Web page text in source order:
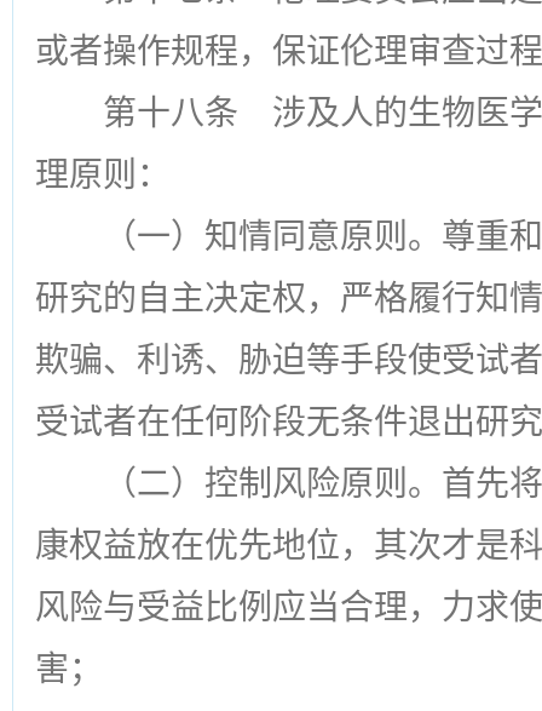
或者操作规程，保证伦理审查过
第十八条 涉及人的生物医
理原则：
（一）知情同意原则。尊重
研究的自主决定权，严格履行知
欺骗、利诱、胁迫等手段使受试
受试者在任何阶段无条件退出研
（二）控制风险原则。首先
康权益放在优先地位，其次才是
风险与受益比例应当合理，力求
害；